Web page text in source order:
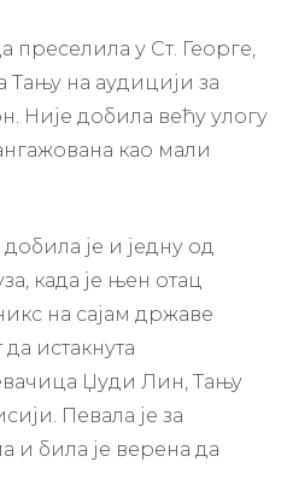
у Ст. Георге,
Тању на аудицији за
Није добила већу улогу
као мали
је и једну од
када је њен отац
на сајам државе
истакнута
Џуди Лин, Тању
Певала је за
и била је верена да